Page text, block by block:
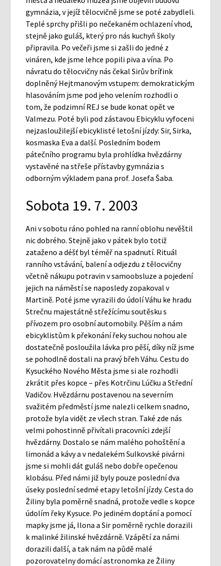
gymnázia, v jejíž tělocvičně jsme se poté zabydleli.
Teplé sprchy přišli po nečekaném ochlazení vhod,
stejně jako guláš, který pro nás kuchyň školy
připravila. Po večeři jsme si zašli do jedné z
vináren, kde jsme lehce popili piva a vína. Po
návratu do tělocvičny nás čekal Sirův brífink
doplněný Hejtmanovým vstupem: demokratickým
hlasováním jsme pod jeho velením rozhodli o
tom, že podzimní REJ se bude konat opět ve
Valmezu. Poté byli pod zástavou Ebicyklu vyfoceni
nejzasloužilejší ebicyklisté letošní jízdy: Sir, Sirka,
kosmaska Eva a další. Posledním bodem
pátečního programu byla prohlídka hvězdárny
vystavěné na střeše přístavby gymnázia s
odborným výkladem pana prof. Josefa Šaba.
Sobota 19. 7. 2003
Ani v sobotu ráno pohled na ranní oblohu nevěštil
nic dobrého. Stejně jako v pátek bylo totiž
zataženo a déšť byl téměř na spadnutí. Rituál
ranního vstávání, balení a odjezdu z tělocvičny
včetně nákupu potravin v samoobsluze a pojedení
jejich na náměstí se naposledy zopakoval v
Martině. Poté jsme vyrazili do údolí Váhu ke hradu
Strečnu majestátně střežícímu soutěsku s
přívozem pro osobní automobily. Pěším a nám
ebicyklistům k překonání řeky suchou nohou ale
dostatečně posloužila lávka pro pěší, díky níž jsme
se pohodlně dostali na pravý břeh Váhu. Cestu do
Kysuckého Nového Města jsme si ale rozhodli
zkrátit přes kopce – přes Kotrčinu Lúčku a Střední
Vadičov. Hvězdárnu postavenou na severním
svažitém předměstí jsme nalezli celkem snadno,
protože byla vidět ze všech stran. Také zde nás
velmi pohostinně přivítali pracovníci zdejší
hvězdárny. Dostalo se nám malého pohoštění a
limonád a kávy a v nedalekém Sulkovské pivárni
jsme si mohli dát guláš nebo dobře opečenou
klobásu. Před námi již byly pouze poslední dva
úseky poslední sedmé etapy letošní jízdy. Cesta do
Žiliny byla poměrně snadná, protože vedle s kopce
údolím řeky Kysuce. Po jediném doptání a pomocí
mapky jsme já, Ilona a Sir poměrně rychle dorazili
k malinké žilinské hvězdárně. Vzápětí za námi
dorazili další, a tak nám na půdě malé
pozorovatelny domácí astronomka ze Žiliny